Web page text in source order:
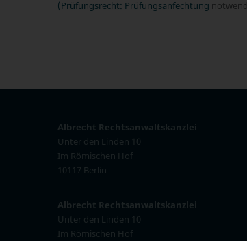
(Prüfungsrecht: Prüfungsanfechtung
Albrecht Rechtsanwaltskanzlei
Unter den Linden 10
Im Römischen Hof
10117 Berlin
Albrecht Rechtsanwaltskanzlei
Unter den Linden 10
Im Römischen Hof